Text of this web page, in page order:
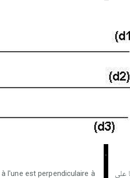
-
l'une est perpendiculaire à
على